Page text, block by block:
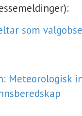
som
Meteorologisk